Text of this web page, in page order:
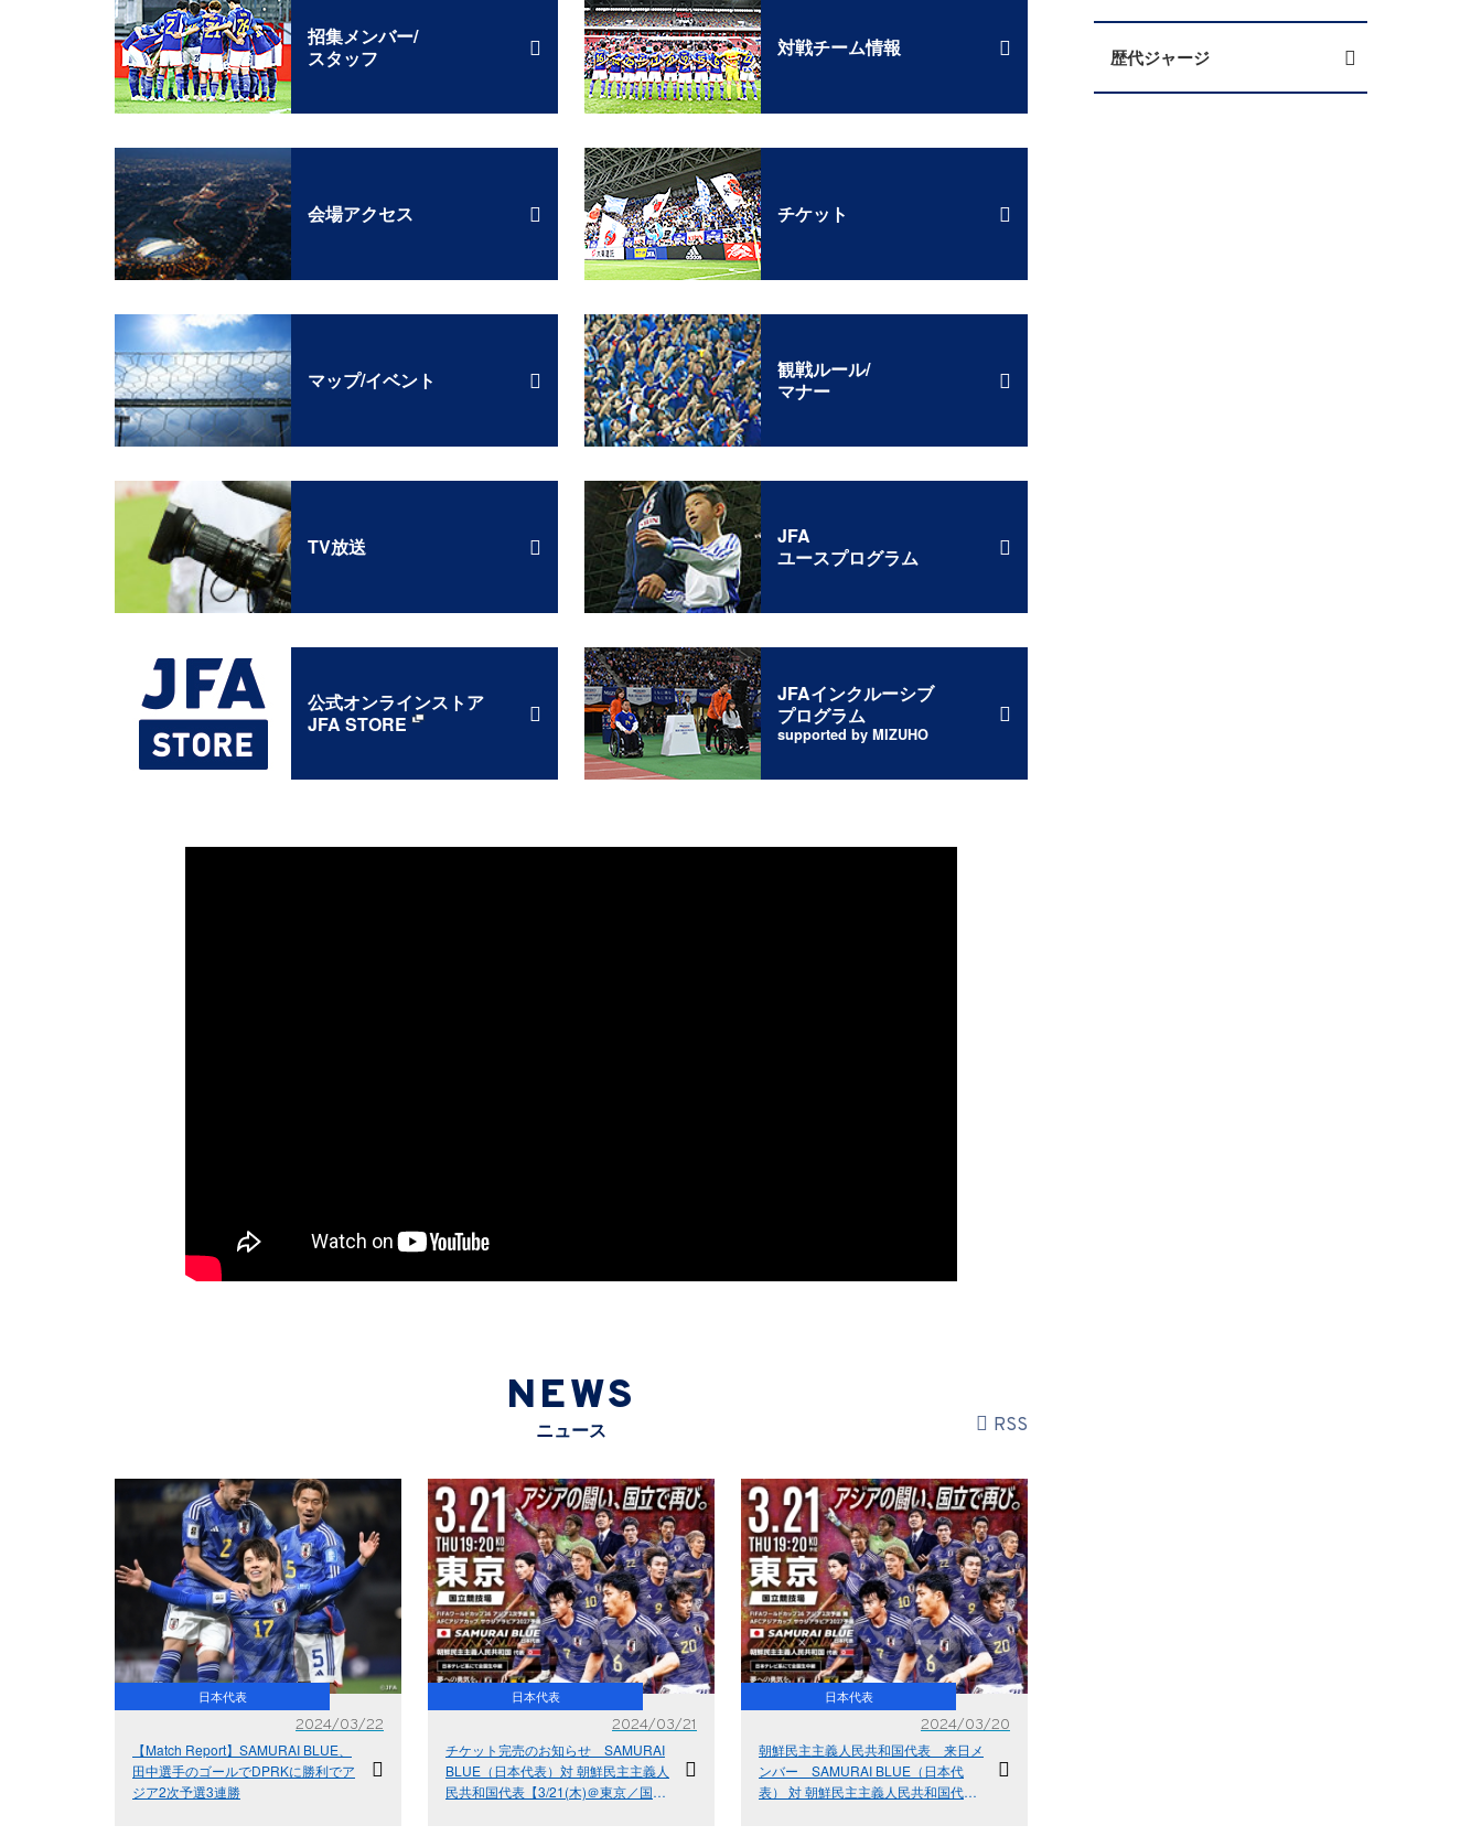
招集メンバー/
スタッフ
対戦チーム情報
会場アクセス チケット
マップ/イベント
観戦ルール/
マナー
TV放送
JFA
ユースプログラム
公式オンラインストア
JFA STORE
JFAインクルーシブ
プログラム
supported by MIZUHO
NEWS
ニュース RSS
日本代表
2024/03/22
【Match Report】SAMURAI BLUE、
田中選手のゴールでDPRKに勝利でア
ジア2次予選3連勝
日本代表
2024/03/21
チケット完売のお知らせ SAMURAI
BLUE（日本代表）対 朝鮮民主主義人
民共和国代表【3/21(木)＠東京／国立
日本代表
2024/03/20
朝鮮民主主義人民共和国代表 来日メ
ンバー SAMURAI BLUE（日本代
表） 対 朝鮮民主主義人民共和国代表
歴代ジャージ